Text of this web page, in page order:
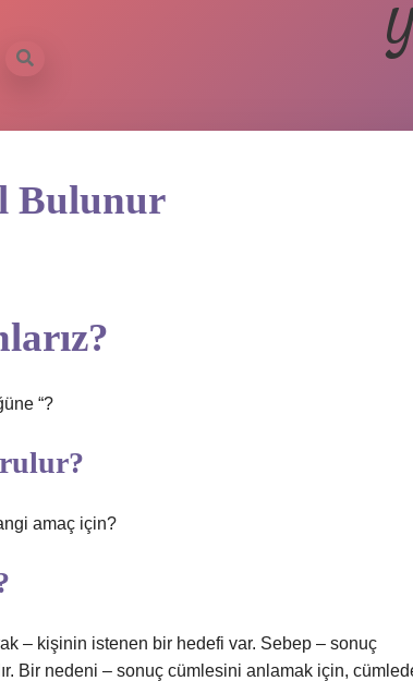
Bulunur
“?
amaç için?
– kişinin istenen bir hedefi var. Sebep – sonuç
Bir nedeni – sonuç cümlesini anlamak için,